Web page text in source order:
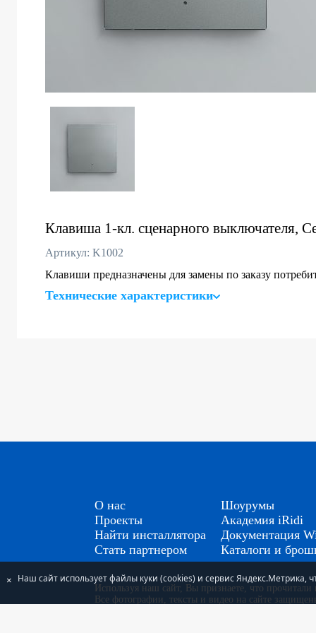
Клавиша 1-кл. сценарного выключателя,
Артикул: K1002
Клавиши предназначены для замены по заказу
Технические характеристики
О нас
Проекты
Найти инсталлятора
Стать партнером
Шоурумы
Академия iRidi
Документация
Каталоги и
Используя наш сайт, Вы признаете, что
Все фотографии, тексты и видео на сайте
× Наш сайт использует файлы куки (cookies) и сервис Яндекс.Метрика,